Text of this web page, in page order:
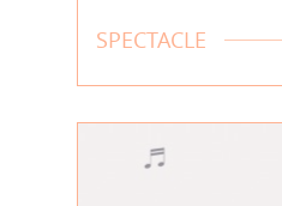
SPECTACLE